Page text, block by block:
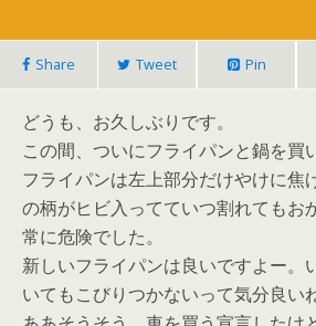
Share Tweet Pin
どうも、お久しぶりです。
この間、ついにフライパンと鍋を買
フライパンは左上部分だけやけに焦
の柄がヒビ入ってていつ割れてもお
常に危険でした。
新しいフライパンは良いですよー。
いてもこびりつかないって気分良い